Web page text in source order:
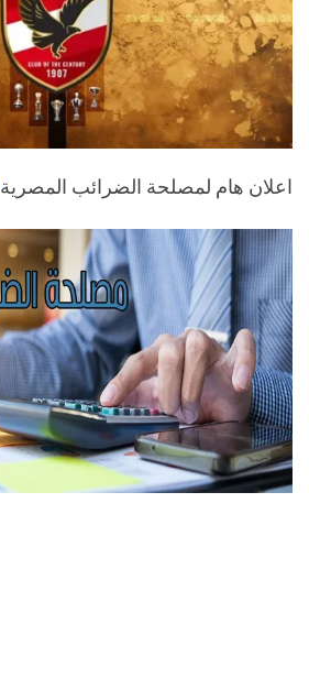
اعلان هام لمصلحة الضرائب المصرية